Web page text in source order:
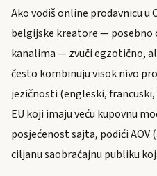
Ako vodiš online prodavnicu u
belgijske kreatore — posebno
kanalima — zvuči egzotično,
često kombinuju visok nivo
jezičnosti (engleski,
EU koji imaju veću kupovnu
posjećenost sajta, podići AOV
ciljanu saobraćajnu publiku